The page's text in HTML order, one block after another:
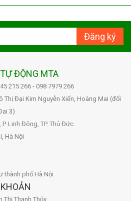
Đăng ký
ĐỘNG MTA
215 266 - 098 7979 266
Thị Đại Kim Nguyễn Xiển, Hoàng Mai (đối
3)
Linh Đông, TP. Thủ Đức
Hà Nội
thành phố Hà Nội
Thị Thanh Thủy